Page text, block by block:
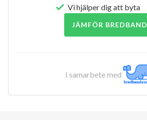
Vi hjälper dig att byta
JÄMFÖR BREDBAND
I samarbete med